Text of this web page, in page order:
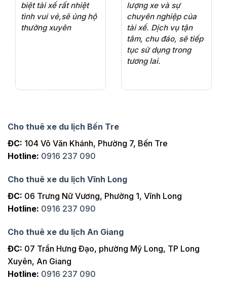
biệt tài xế rất nhiệt
tình vui vẻ,sẽ ủng hộ
thường xuyên
lượng xe và sự
chuyên nghiệp của
tài xế. Dịch vụ tận
tâm, chu đáo, sẽ tiếp
tục sử dụng trong
tương lai.
Cho thuê xe du lịch Bến Tre
ĐC: 104 Võ Văn Khánh, Phường 7, Bến Tre
Hotline: 0916 237 090
Cho thuê xe du lịch Vĩnh Long
ĐC: 06 Trưng Nữ Vương, Phường 1, Vĩnh Long
Hotline: 0916 237 090
Cho thuê xe du lịch An Giang
ĐC: 07 Trần Hưng Đạo, phường Mỹ Long, TP Long
Xuyên, An Giang
Hotline: 0916 237 090